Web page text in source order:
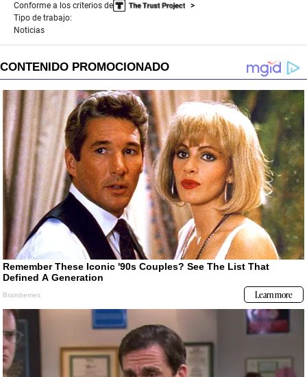
Conforme a los criterios de
Tipo de trabajo:
Noticias